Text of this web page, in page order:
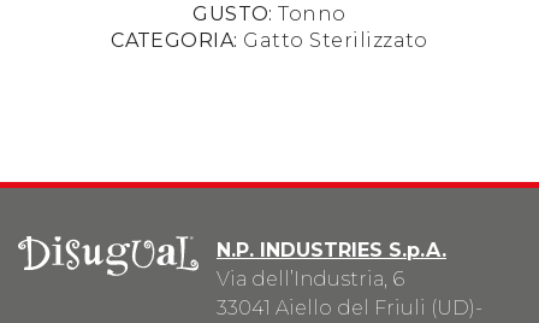
GUSTO:Tonno
CATEGORIA: Gatto Sterilizzato
N.P. INDUSTRIES S.p.A.
Via dell’Industria, 6
33041 Aiello del Friuli (UD)-